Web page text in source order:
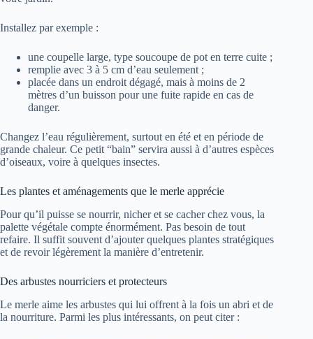
Installez par exemple :
une coupelle large, type soucoupe de pot en terre cuite ;
remplie avec 3 à 5 cm d’eau seulement ;
placée dans un endroit dégagé, mais à moins de 2
mètres d’un buisson pour une fuite rapide en cas de
danger.
Changez l’eau régulièrement, surtout en été et en période de
grande chaleur. Ce petit “bain” servira aussi à d’autres espèces
d’oiseaux, voire à quelques insectes.
Les plantes et aménagements que le merle apprécie
Pour qu’il puisse se nourrir, nicher et se cacher chez vous, la
palette végétale compte énormément. Pas besoin de tout
refaire. Il suffit souvent d’ajouter quelques plantes stratégiques
et de revoir légèrement la manière d’entretenir.
Des arbustes nourriciers et protecteurs
Le merle aime les arbustes qui lui offrent à la fois un abri et de
la nourriture. Parmi les plus intéressants, on peut citer :